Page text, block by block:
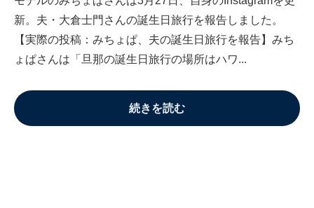
新。夫・大倉士門さんの誕生日旅行を報告しました。
【実際の投稿：みちょぱ、夫の誕生日旅行を報告】みち
ょぱさんは「旦那の誕生日旅行の場所はハワ...
続きを読む